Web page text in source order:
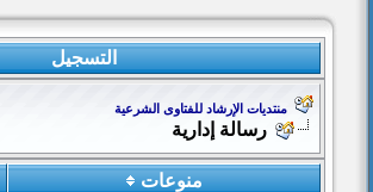
التسجيل
منتديات الإرشاد للفتاوى الشرعية
رسالة إدارية
منوعات